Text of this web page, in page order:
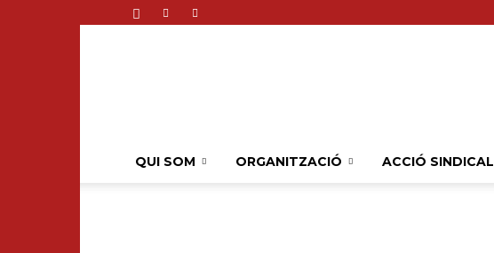
QUI SOM ORGANITZACIÓ ACCIÓ SINDICAL